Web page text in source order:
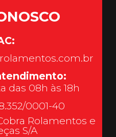
das 08h às 18h
0001-40
Rolamentos e
S/A